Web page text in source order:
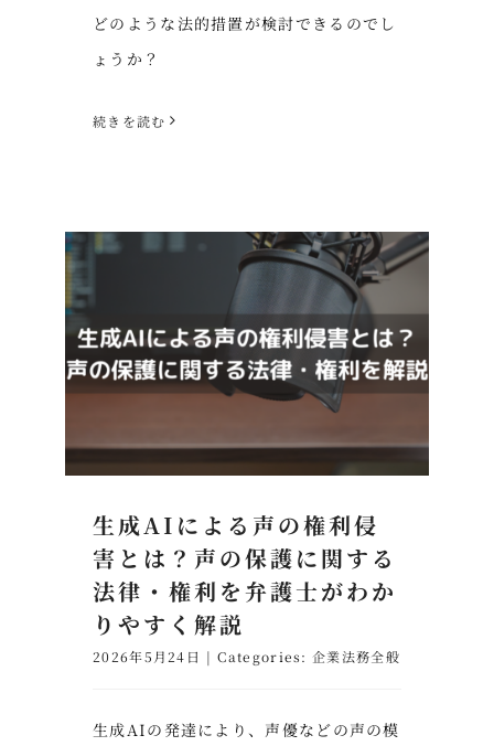
どのような法的措置が検討できるのでし
ょうか？
続きを読む
生成AIによる声の権利侵
害とは？声の保護に関する
法律・権利を弁護士がわか
りやすく解説
2026年5月24日 | Categories:企業法務全般
生成AIの発達により、声優などの声の模